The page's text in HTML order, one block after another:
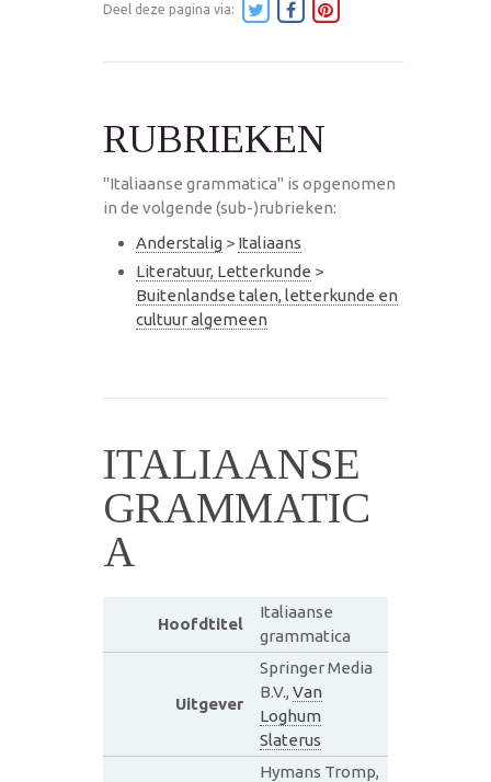
Deel deze pagina via:
RUBRIEKEN
"Italiaanse grammatica" is opgenomen
in de volgende (sub-)rubrieken:
Anderstalig > Italiaans
Literatuur, Letterkunde >
Buitenlandse talen, letterkunde en
cultuur algemeen
ITALIAANSE
GRAMMATIC
A
Hoofdtitel
Italiaanse
grammatica
Uitgever
Springer Media
B.V., Van
Loghum
Slaterus
Hymans Tromp,